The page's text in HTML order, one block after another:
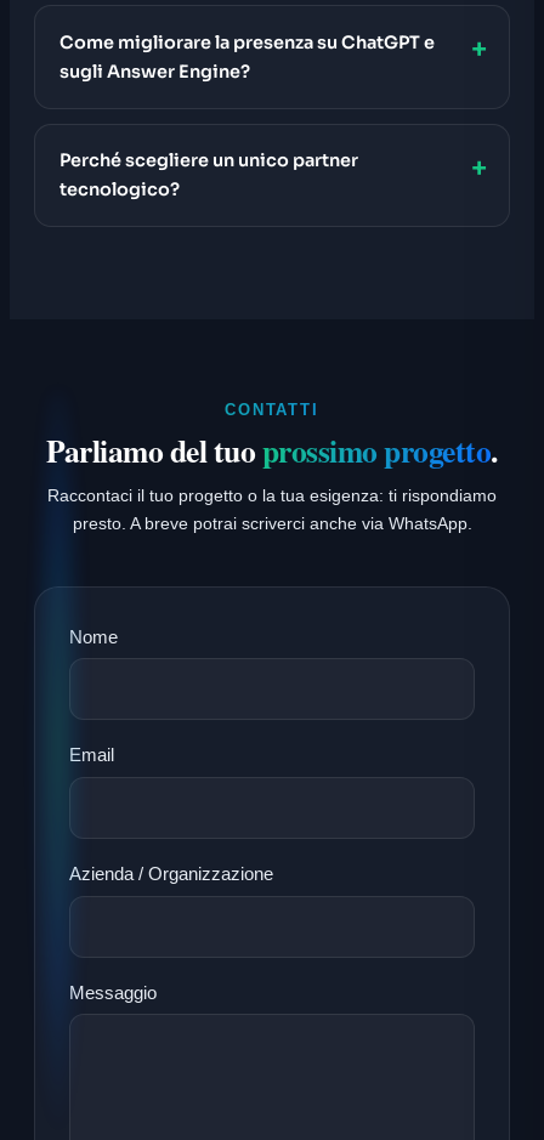
Come migliorare la presenza su ChatGPT e
sugli Answer Engine?
Perché scegliere un unico partner
tecnologico?
CONTATTI
Parliamo del tuoprossimo progetto.
Raccontaci il tuo progetto o la tua esigenza: ti rispondiamo
presto. A breve potrai scriverci anche via WhatsApp.
Nome
Email
Azienda / Organizzazione
Messaggio